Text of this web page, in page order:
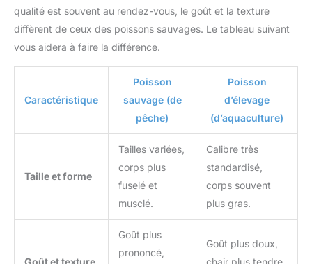
qualité est souvent au rendez-vous, le goût et la texture
diffèrent de ceux des poissons sauvages. Le tableau suivant
vous aidera à faire la différence.
Caractéristique
Poisson
sauvage (de
pêche)
Poisson
d’élevage
(d’aquaculture)
Taille et forme
Tailles variées,
corps plus
fuselé et
musclé.
Calibre très
standardisé,
corps souvent
plus gras.
Goût et texture
Goût plus
prononcé,
Goût plus doux,
chair plus tendre